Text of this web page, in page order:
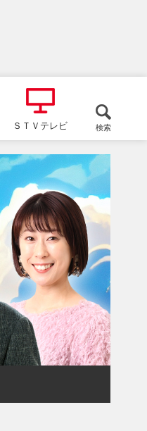
ＳＴＶテレビ 検索